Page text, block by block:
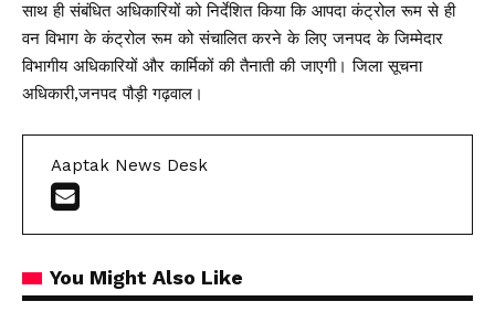
साथ ही संबंधित अधिकारियों को निर्देशित किया कि आपदा कंट्रोल रूम से ही
वन विभाग के कंट्रोल रूम को संचालित करने के लिए जनपद के जिम्मेदार
विभागीय अधिकारियों और कार्मिकों की तैनाती की जाएगी। जिला सूचना
अधिकारी,जनपद पौड़ी गढ़वाल।
Aaptak News Desk
You Might Also Like